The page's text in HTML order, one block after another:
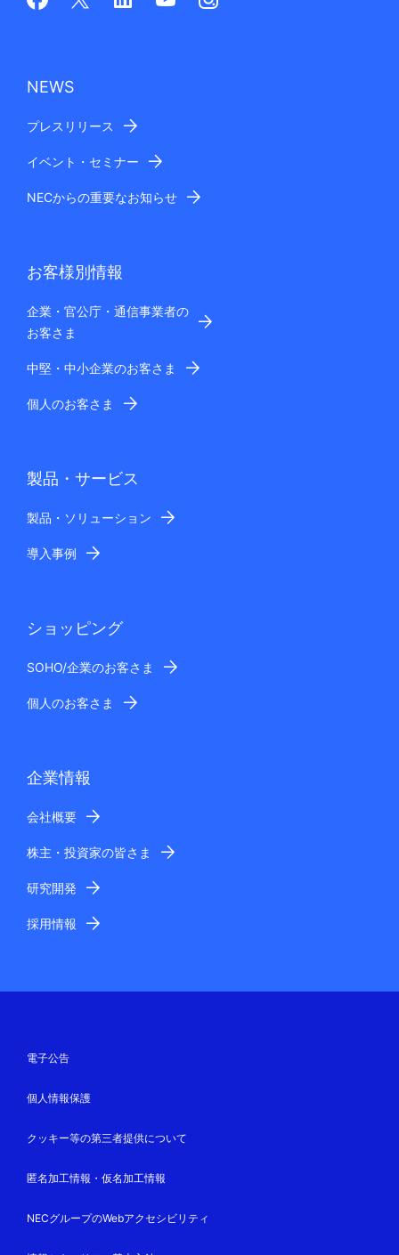
NEWS
プレスリリース
イベント・セミナー
NECからの重要なお知らせ
お客様別情報
企業・官公庁・通信事業者の
お客さま
中堅・中小企業のお客さま
個人のお客さま
製品・サービス
製品・ソリューション
導入事例
ショッピング
SOHO/企業のお客さま
個人のお客さま
企業情報
会社概要
株主・投資家の皆さま
研究開発
採用情報
電子公告
個人情報保護
クッキー等の第三者提供について
匿名加工情報・仮名加工情報
NECグループのWebアクセシビリティ